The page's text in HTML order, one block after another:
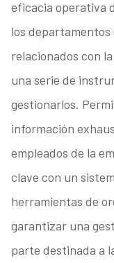
eficacia operativa
los departamentos
relacionados con
una serie de
gestionarlos.
información
empleados de la
clave con un
herramientas de
garantizar una
parte destinada a